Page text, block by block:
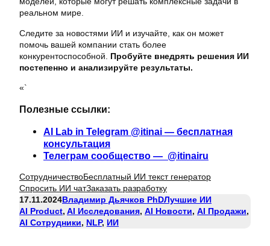
реальном мире.
Следите за новостями ИИ и изучайте, как он может
помочь вашей компании стать более
конкурентоспособной. Пробуйте внедрять решения ИИ
постепенно и анализируйте результаты.
«`
Полезные ссылки:
AI Lab in Telegram @itinai — бесплатная
консультация
Телеграм сообщество — @itinairu
СотрудничествоБесплатный ИИ текст генератор
Спросить ИИ чатЗаказать разработку
17.11.2024Владимир Дьячков PhDЛучшие ИИ
AI Product, AI Исследования, AI Новости, AI Продажи
AI Сотрудники, NLP, ИИ